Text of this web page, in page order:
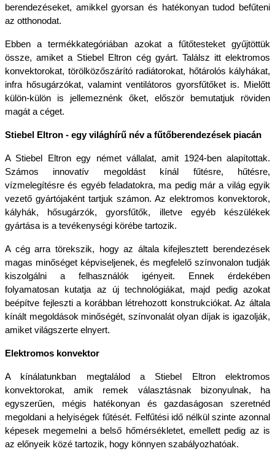
berendezéseket, amikkel gyorsan és hatékonyan tudod befűteni
az otthonodat.
Ebben a termékkategóriában azokat a fűtőtesteket gyűjtöttük
össze, amiket a Stiebel Eltron cég gyárt. Találsz itt elektromos
konvektorokat, törölközőszárító radiátorokat, hőtárolós kályhákat,
infra hősugárzókat, valamint ventilátoros gyorsfűtőket is. Mielőtt
külön-külön is jellemeznénk őket, először bemutatjuk röviden
magát a céget.
Stiebel Eltron - egy világhírű név a fűtőberendezések piacán
A Stiebel Eltron egy német vállalat, amit 1924-ben alapítottak.
Számos innovatív megoldást kínál fűtésre, hűtésre,
vízmelegítésre és egyéb feladatokra, ma pedig már a világ egyik
vezető gyártójaként tartjuk számon. Az elektromos konvektorok,
kályhák, hősugárzók, gyorsfűtők, illetve egyéb készülékek
gyártása is a tevékenységi körébe tartozik.
A cég arra törekszik, hogy az általa kifejlesztett berendezések
magas minőséget képviseljenek, és megfelelő színvonalon tudják
kiszolgálni a felhasználók igényeit. Ennek érdekében
folyamatosan kutatja az új technológiákat, majd pedig azokat
beépítve fejleszti a korábban létrehozott konstrukciókat. Az általa
kínált megoldások minőségét, színvonalát olyan díjak is igazolják,
amiket világszerte elnyert.
Elektromos konvektor
A kínálatunkban megtalálod a Stiebel Eltron elektromos
konvektorokat, amik remek választásnak bizonyulnak, ha
egyszerűen, mégis hatékonyan és gazdaságosan szeretnéd
megoldani a helyiségek fűtését. Felfűtési idő nélkül szinte azonnal
képesek megemelni a belső hőmérsékletet, emellett pedig az is
az előnyeik közé tartozik, hogy könnyen szabályozhatóak.